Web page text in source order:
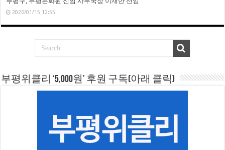
2026/01/15 12:55
부평위클리 ‘5,000원’ 후원 구독(아래 클릭)